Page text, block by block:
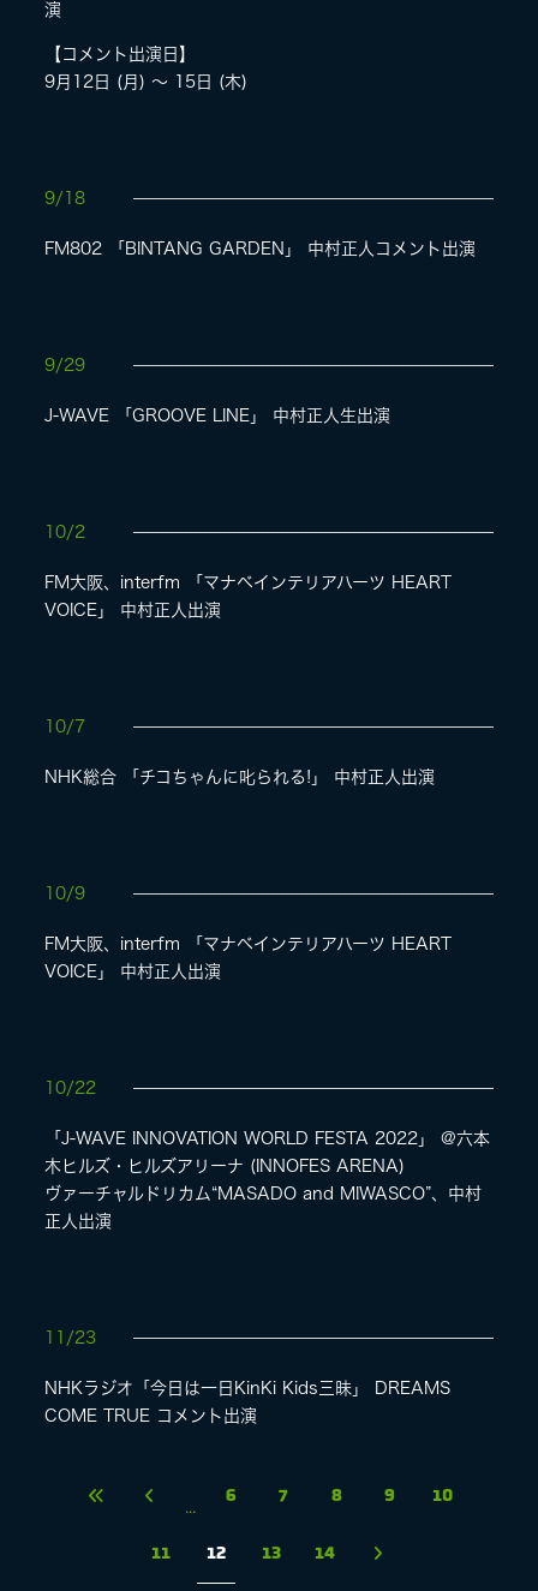
演
【コメント出演日】
9月12日 (月) 〜 15日 (木)
9/18
FM802 「BINTANG GARDEN」 中村正人コメント出演
9/29
J-WAVE 「GROOVE LINE」 中村正人生出演
10/2
FM大阪、interfm 「マナベインテリアハーツ HEART
VOICE」 中村正人出演
10/7
NHK総合 「チコちゃんに叱られる!」 中村正人出演
10/9
FM大阪、interfm 「マナベインテリアハーツ HEART
VOICE」 中村正人出演
10/22
「J-WAVE INNOVATION WORLD FESTA 2022」 @六本
木ヒルズ・ヒルズアリーナ (INNOFES ARENA)
ヴァーチャルドリカム“MASADO and MIWASCO”、中村
正人出演
11/23
NHKラジオ「今日は一日KinKi Kids三昧」 DREAMS
COME TRUE コメント出演
...
6 7 8 9 10
11 12 13 14